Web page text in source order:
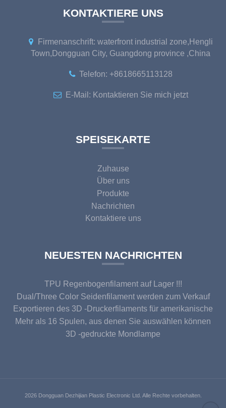
KONTAKTIERE UNS
Firmenanschrift: waterfront industrial zone,Hengli
Town,Dongguan City, Guangdong province ,China
Telefon: +8618665113128
E-Mail: Kontaktieren Sie mich jetzt
SPEISEKARTE
Zuhause
Über uns
Produkte
Nachrichten
Kontaktiere uns
NEUESTEN NACHRICHTEN
TPU Regenbogenfilament auf Lager !!!
Dual/Three Color Seidenfilament werden zum Verkauf
angeboten
Exportieren des 3D -Druckerfilaments für amerikanische
Kunden
Mehr als 16 Spulen, aus denen Sie auswählen können
3D -gedruckte Mondlampe
2026 Dongguan Dezhijian Plastic Electronic Ltd. Alle Rechte vorbehalten.